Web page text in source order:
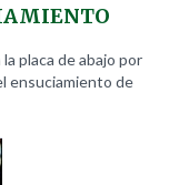
placa de abajo por
ensuciamiento de